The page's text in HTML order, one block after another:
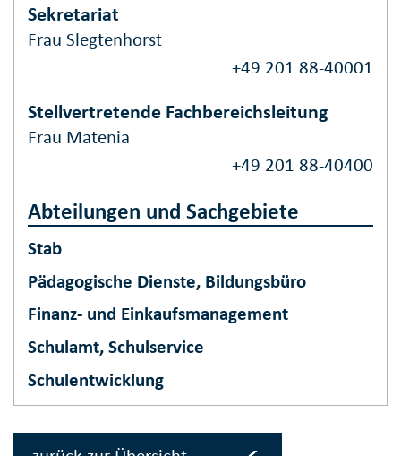
Sekretariat
Frau Slegtenhorst
+49 201 88-40001
Stellvertretende Fachbereichsleitung
Frau Matenia
+49 201 88-40400
Abteilungen und Sachgebiete
Stab
Pädagogische Dienste, Bildungsbüro
Finanz- und Einkaufsmanagement
Schulamt, Schulservice
Schulentwicklung